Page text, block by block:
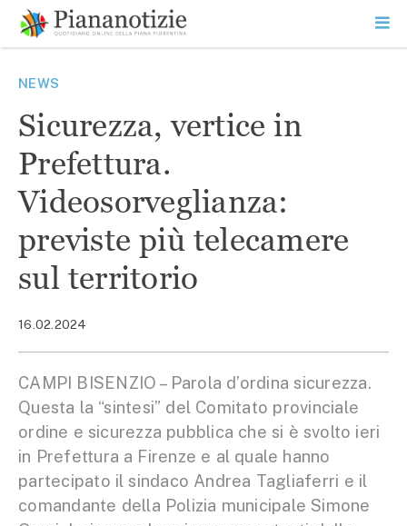
contenuto
SEARCH
NEWS
Sicurezza, vertice in
Prefettura.
Videosorveglianza:
previste più telecamere
sul territorio
16.02.2024
CAMPI BISENZIO – Parola d’ordina sicurezza.
Questa la “sintesi” del Comitato provinciale
ordine e sicurezza pubblica che si è svolto ieri
in Prefettura a Firenze e al quale hanno
partecipato il sindaco Andrea Tagliaferri e il
comandante della Polizia municipale Simone